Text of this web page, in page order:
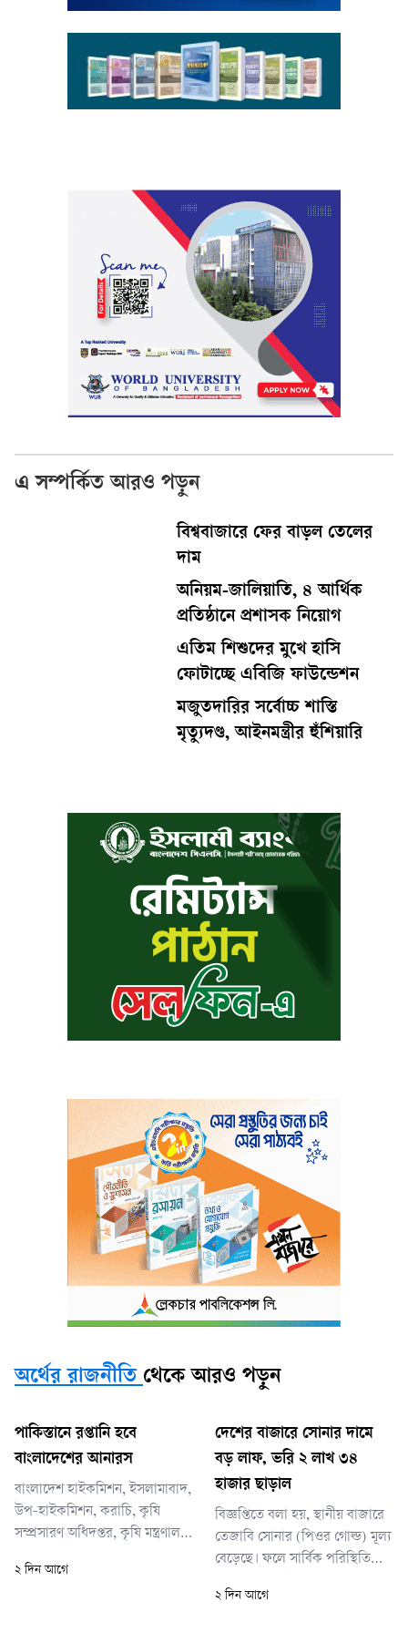
এ সম্পর্কিত আরও পড়ুন
বিশ্ববাজারে ফের বাড়ল তেলের
দাম
অনিয়ম-জালিয়াতি, ৪ আর্থিক
প্রতিষ্ঠানে প্রশাসক নিয়োগ
এতিম শিশুদের মুখে হাসি
ফোটাচ্ছে এবিজি ফাউন্ডেশন
মজুতদারির সর্বোচ্চ শাস্তি
মৃত্যুদণ্ড, আইনমন্ত্রীর হুঁশিয়ারি
অর্থের রাজনীতি থেকে আরও পড়ুন
পাকিস্তানে রপ্তানি হবে
বাংলাদেশের আনারস
বাংলাদেশ হাইকমিশন, ইসলামাবাদ,
উপ-হাইকমিশন, করাচি, কৃষি
সম্প্রসারণ অধিদপ্তর, কৃষি মন্ত্রণালয়
পাকিস্তানের সংশ্লিষ্ট সংস্থা ও
২ দিন আগে
দেশের বাজারে সোনার দামে
বড় লাফ, ভরি ২ লাখ ৩৪
হাজার ছাড়াল
বিজ্ঞপ্তিতে বলা হয়, স্থানীয় বাজারে
তেজাবি সোনার (পিওর গোল্ড) মূল্য
বেড়েছে। ফলে সার্বিক পরিস্থিতি
দাম নির্ধারণ করা হয়েছে।
২ দিন আগে